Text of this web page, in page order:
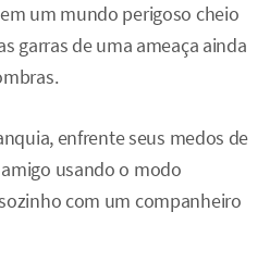
um mundo perigoso cheio
garras de uma ameaça ainda
enfrente seus medos de
usando o modo
com um companheiro